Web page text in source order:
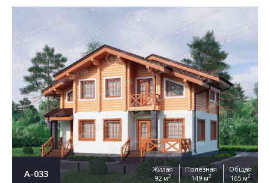
А-033
Жилая
92 м2
Полезная
149 м2
Общая
165 м2